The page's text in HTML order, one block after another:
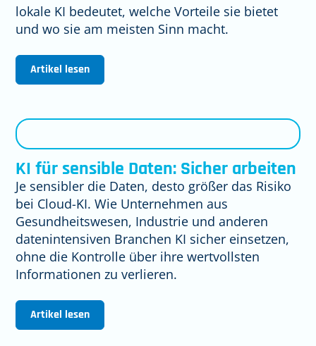
lokale KI bedeutet, welche Vorteile sie bietet
und wo sie am meisten Sinn macht.
Artikel lesen
KI für sensible Daten: Sicher arbeiten
Je sensibler die Daten, desto größer das Risiko
bei Cloud-KI. Wie Unternehmen aus
Gesundheitswesen, Industrie und anderen
datenintensiven Branchen KI sicher einsetzen,
ohne die Kontrolle über ihre wertvollsten
Informationen zu verlieren.
Artikel lesen